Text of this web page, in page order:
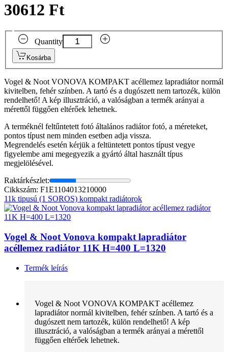
30612 Ft
Quantity
Kosárba
Vogel & Noot VONOVA KOMPAKT acéllemez lapradiátor normál
kivitelben, fehér színben. A tartó és a dugószett nem tartozék, külön
rendelhető! A kép illusztráció, a valóságban a termék arányai a
mérettől függően eltérőek lehetnek.
A terméknél feltűntetett fotó általános radiátor fotó, a méreteket,
pontos típust nem minden esetben adja vissza.
Megrendelés esetén kérjük a feltüntetett pontos típust vegye
figyelembe ami megegyezik a gyártó által használt típus
megjelölésével.
Raktárkészlet:
Cikkszám: F1E1104013210000
11k tipusú (1 SOROS) kompakt radiátorok
Vogel & Noot Vonova kompakt lapradiátor
acéllemez radiátor 11K H=400 L=1320
Termék leírás
Vogel & Noot VONOVA KOMPAKT acéllemez
lapradiátor normál kivitelben, fehér színben. A tartó és a
dugószett nem tartozék, külön rendelhető! A kép
illusztráció, a valóságban a termék arányai a mérettől
függően eltérőek lehetnek.